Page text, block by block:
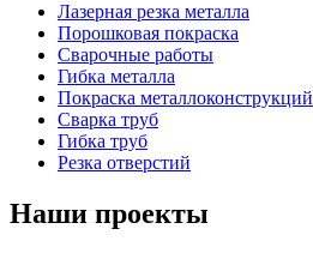
Лазерная резка металла
Порошковая покраска
Сварочные работы
Гибка металла
Покраска металлоконструкций
Сварка труб
Гибка труб
Резка отверстий
Наши проекты